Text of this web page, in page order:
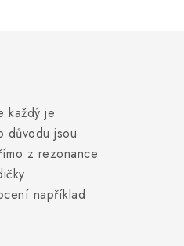
každý je
důvodu jsou
z rezonance
například